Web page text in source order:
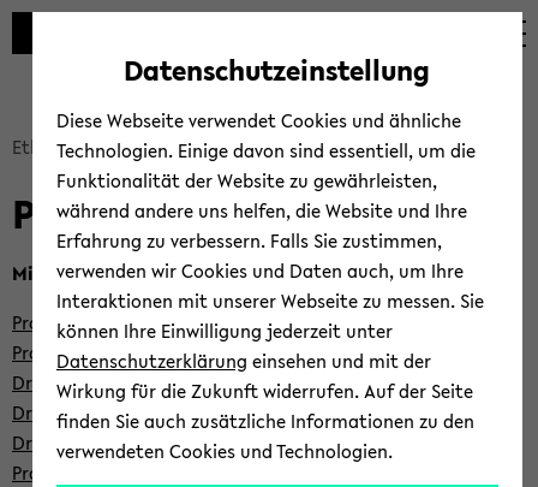
Automatische
vermeiden
skip
main
skip
main
skip
footer
skip
breadcrumb
navigation
to
main
content
Ethik-​Kommission Per­so­nen
Per­so­nen
Mit­glie­der der EUB
Prof. Dr. Frie­de­ri­ke Eyssel(Vor­sit­zen­de)
Prof. Dr. Sa­ka­ri Le­mo­la(stell­ver­tre­ten­der Vor­sit­zen­der)
Dr. Ga­brie­le Anton
Dr. Marc Bie­ne­feld
Dr. Nor­bert Böd­de­ker
Prof. Dr. Ing. Hen­drik Busch­mei­er
Datenschutzeinstellung
Diese Webseite verwendet Cookies und ähnliche
Technologien. Einige davon sind essentiell, um die
Funktionalität der Website zu gewährleisten,
während andere uns helfen, die Website und Ihre
Erfahrung zu verbessern. Falls Sie zustimmen,
verwenden wir Cookies und Daten auch, um Ihre
Interaktionen mit unserer Webseite zu messen. Sie
können Ihre Einwilligung jederzeit unter
Datenschutzerklärung einsehen und mit der
Wirkung für die Zukunft widerrufen. Auf der Seite
finden Sie auch zusätzliche Informationen zu den
verwendeten Cookies und Technologien.